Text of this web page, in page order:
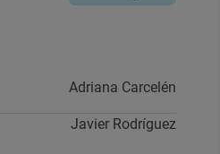
Adriana Carcelén
Javier Rodríguez